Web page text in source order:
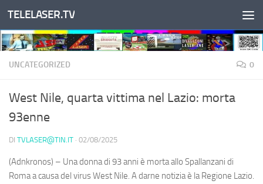
Salta al contenuto
TELELASER.TV
UNCATEGORIZED 0
West Nile, quarta vittima nel Lazio: morta
93enne
DI TVLASER@TIN.IT · 02/08/2025
(Adnkronos) – Una donna di 93 anni è morta allo Spallanzani di
Roma a causa del virus West Nile. A darne notizia è la Regione Lazio.